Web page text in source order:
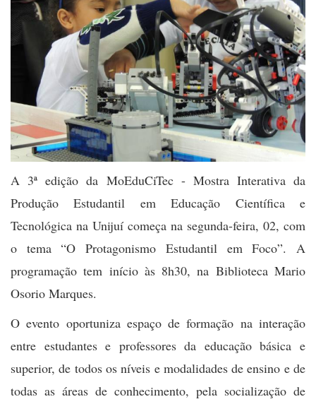
A 3ª edição da MoEduCiTec - Mostra Interativa da
Produção Estudantil em Educação Científica e
Tecnológica na Unijuí começa na segunda-feira, 02, com
o tema “O Protagonismo Estudantil em Foco”. A
programação tem início às 8h30, na Biblioteca Mario
Osorio Marques.
O evento oportuniza espaço de formação na interação
entre estudantes e professores da educação básica e
superior, de todos os níveis e modalidades de ensino e de
todas as áreas de conhecimento, pela socialização de